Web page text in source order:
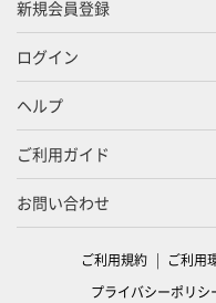
新規会員登録
ログイン
ヘルプ
ご利用ガイド
お問い合わせ
ご利用規約 ご利用
プライバシーポリシ